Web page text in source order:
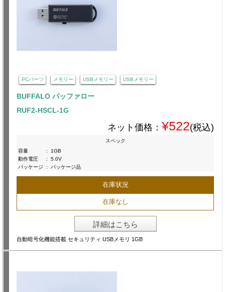
PCパーツ メモリー USBメモリー USBメモリー
BUFFALO バッファロー
RUF2-HSCL-1G
ネット価格： ¥522(税込)
スペック
容量
:
1GB
動作電圧
:
5.0V
パッケージ
: パッケージ品
在庫状況
在庫なし
詳細はこちら
自動暗号化機能搭載 セキュリティ USBメモリ 1GB